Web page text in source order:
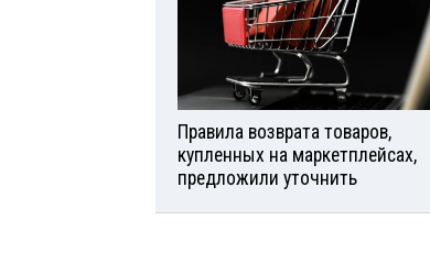
Правила возврата товаров,
купленных на маркетплейсах,
предложили уточнить